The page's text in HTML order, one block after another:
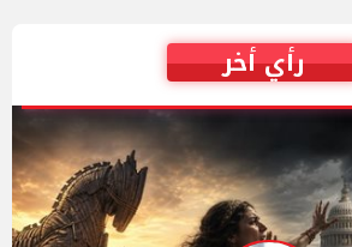
رأي أخر